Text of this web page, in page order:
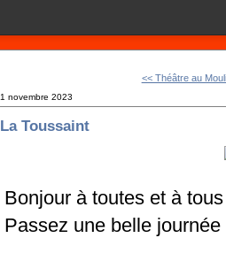
<< Théâtre au
1 novembre 2023
La Toussaint
Bonjour à toutes et à tous
Passez une belle journée